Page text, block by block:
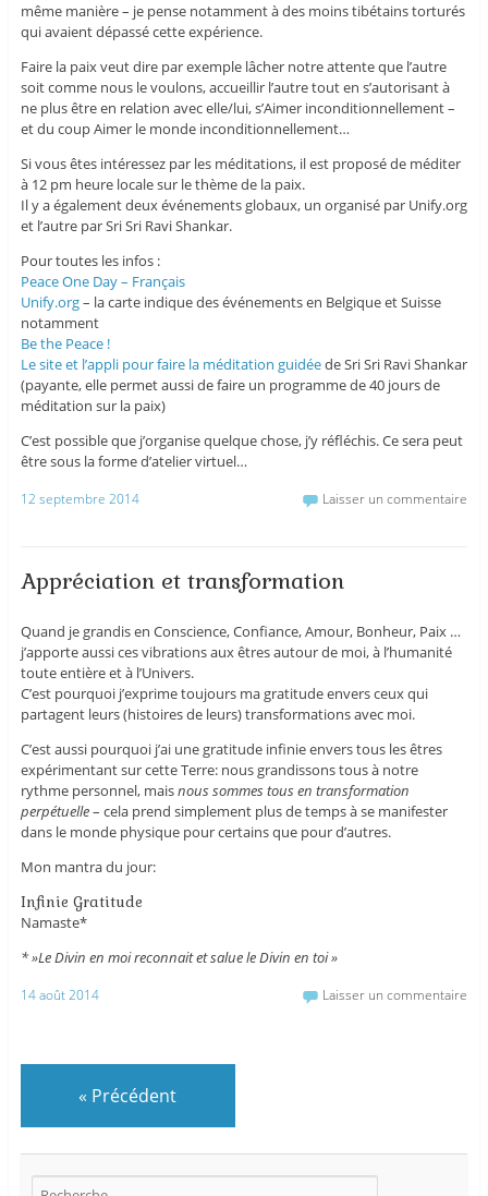
même manière – je pense notamment à des moins tibétains torturés
qui avaient dépassé cette expérience.
Faire la paix veut dire par exemple lâcher notre attente que l’autre
soit comme nous le voulons, accueillir l’autre tout en s’autorisant à
ne plus être en relation avec elle/lui, s’Aimer inconditionnellement –
et du coup Aimer le monde inconditionnellement…
Si vous êtes intéressez par les méditations, il est proposé de méditer
à 12 pm heure locale sur le thème de la paix.
Il y a également deux événements globaux, un organisé par Unify.org
et l’autre par Sri Sri Ravi Shankar.
Pour toutes les infos :
Peace One Day – Français
Unify.org– la carte indique des événements en Belgique et Suisse
notamment
Be the Peace !
Le site et l’appli pour faire la méditation guidéede Sri Sri Ravi Shankar
(payante, elle permet aussi de faire un programme de 40 jours de
méditation sur la paix)
C’est possible que j’organise quelque chose, j’y réfléchis. Ce sera peut
être sous la forme d’atelier virtuel…
12 septembre 2014 Laisser un commentaire
Appréciation et transformation
Quand je grandis en Conscience, Confiance, Amour, Bonheur, Paix …
j’apporte aussi ces vibrations aux êtres autour de moi, à l’humanité
toute entière et à l’Univers.
C’est pourquoi j’exprime toujours ma gratitude envers ceux qui
partagent leurs (histoires de leurs) transformations avec moi.
C’est aussi pourquoi j’ai une gratitude infinie envers tous les êtres
expérimentant sur cette Terre: nous grandissons tous à notre
rythme personnel, maisnous sommes tous en transformation
perpétuelle– cela prend simplement plus de temps à se manifester
dans le monde physique pour certains que pour d’autres.
Mon mantra du jour:
Infinie Gratitude
Namaste*
* »Le Divin en moi reconnait et salue le Divin en toi »
14 août 2014 Laisser un commentaire
« Précédent